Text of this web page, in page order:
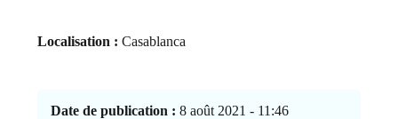
Localisation : Casablanca
Date de publication : 8 août 2021 - 11:46